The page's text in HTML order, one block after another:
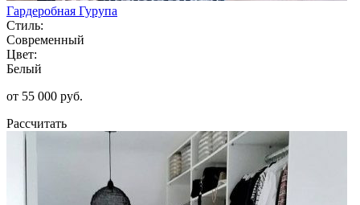
Гардеробная Гурупа
Стиль:
Современный
Цвет:
Белый
от 55 000 руб.
Рассчитать